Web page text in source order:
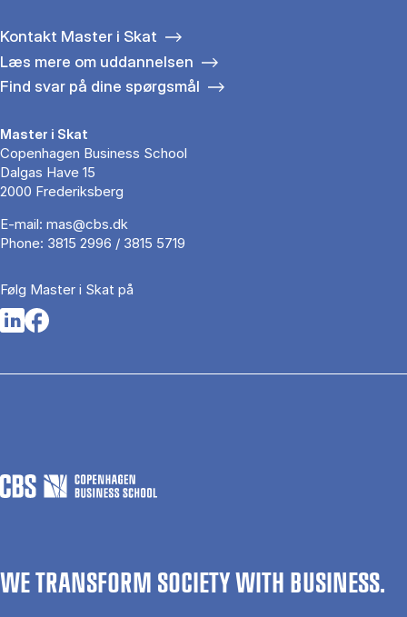
Kontakt Master i Skat
Læs mere om uddannelsen
Find svar på dine spørgsmål
Master i Skat
Copenhagen Business School
Dalgas Have 15
2000 Frederiksberg
E-mail: mas@cbs.dk
Phone: 3815 2996 / 3815 5719
Følg Master i Skat på
Opens in a new tab
Opens in a new tab
WE TRANSFORM SOCIETY WITH BUSINESS.